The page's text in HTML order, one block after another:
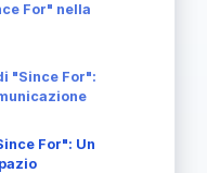
For" nella
"Since For":
For": Un